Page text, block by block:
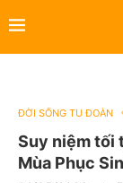
ĐỜI SỐNG TU ĐOÀN
Suy niệm tối
Mùa Phục